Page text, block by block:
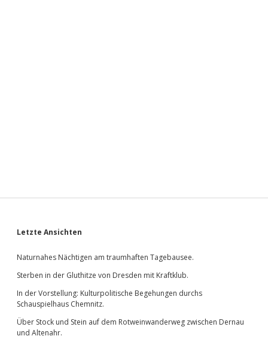
Sidebar
Letzte Ansichten
Naturnahes Nächtigen am traumhaften Tagebausee.
Sterben in der Gluthitze von Dresden mit Kraftklub.
In der Vorstellung: Kulturpolitische Begehungen durchs
Schauspielhaus Chemnitz.
Über Stock und Stein auf dem Rotweinwanderweg zwischen Dernau
und Altenahr.